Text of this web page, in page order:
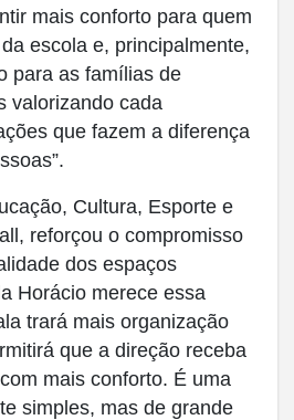
mais conforto para quem
escola e, principalmente,
para as famílias de
valorizando cada
que fazem a diferença
Cultura, Esporte e
reforçou o compromisso
dos espaços
Horácio merece essa
trará mais organização
que a direção receba
mais conforto. É uma
simples, mas de grande